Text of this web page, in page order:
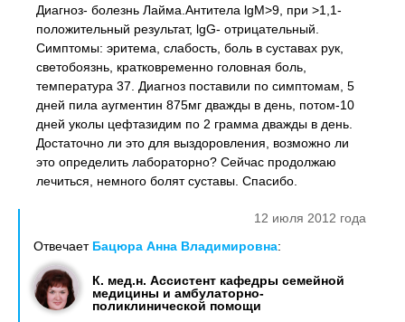
Диагноз- болезнь Лайма.Антитела lgM>9, при >1,1-
положительный результат, lgG- отрицательный.
Симптомы: эритема, слабость, боль в суставах рук,
светобоязнь, кратковременно головная боль,
температура 37. Диагноз поставили по симптомам, 5
дней пила аугментин 875мг дважды в день, потом-10
дней уколы цефтазидим по 2 грамма дважды в день.
Достаточно ли это для выздоровления, возможно ли
это определить лабораторно? Сейчас продолжаю
лечиться, немного болят суставы. Спасибо.
12 июля 2012 года
Отвечает Бацюра Анна Владимировна:
К. мед.н. Ассистент кафедры семейной
медицины и амбулаторно-
поликлинической помощи